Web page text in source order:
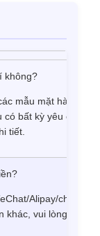
không?
mẫu mặt hàng
bất kỳ yêu cầu
tiết.
Alipay/chuyển
khác, vui lòng liên